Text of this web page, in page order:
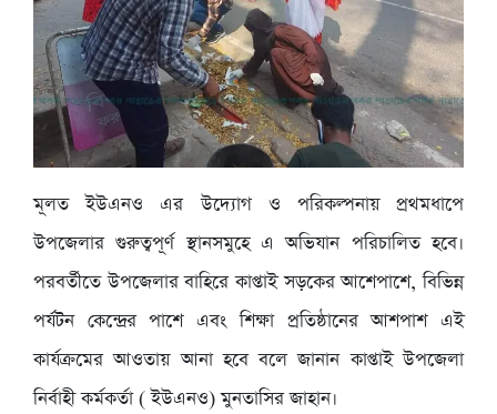
মূলত ইউএনও এর উদ্যোগ ও পরিকল্পনায় প্রথমধাপে
উপজেলার গুরুত্বপূর্ণ স্থানসমুহে এ অভিযান পরিচালিত হবে।
পরবর্তীতে উপজেলার বাহিরে কাপ্তাই সড়কের আশেপাশে, বিভিন্ন
পর্যটন কেন্দ্রের পাশে এবং শিক্ষা প্রতিষ্ঠানের আশপাশ এই
কার্যক্রমের আওতায় আনা হবে বলে জানান কাপ্তাই উপজেলা
নির্বাহী কর্মকর্তা ( ইউএনও) মুনতাসির জাহান।